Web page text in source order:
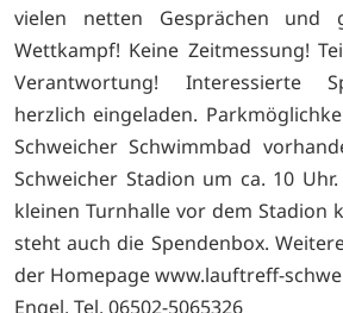
vielen netten Gesprächen und
Wettkampf! Keine Zeitmessung!
Verantwortung! Interessierte
herzlich eingeladen.
Schweicher Schwimmbad
Schweicher Stadion um ca. 10
kleinen Turnhalle vor dem Stadion
steht auch die Spendenbox.
der Homepage www.lauftreff-
Engel, Tel. 06502-5065326